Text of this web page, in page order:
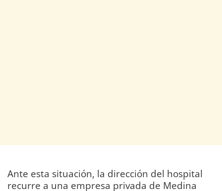
Ante esta situación, la dirección del hospital
recurre a una empresa privada de Medina